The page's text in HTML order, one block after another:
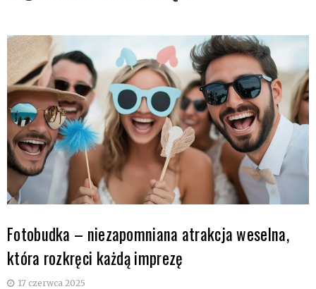
Fotobudka – niezapomniana atrakcja weselna,
która rozkręci każdą imprezę
17 czerwca 2025